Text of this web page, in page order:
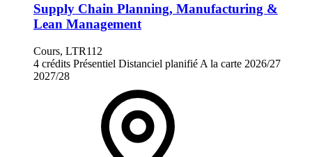
Supply Chain Planning, Manufacturing &
Lean Management
Cours, LTR112
4 crédits Présentiel Distanciel planifié A la carte 2026/27
2027/28